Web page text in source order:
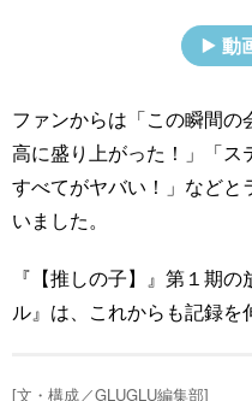
動
ファンからは「この瞬間
高に盛り上がった！」「ス
すべてがヤバい！」などと
いました。
『【推しの子】』第１期
ル』は、これからも記録を
[文・構成／GLUGLU編集部]